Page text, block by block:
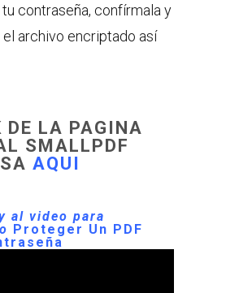
contraseña, confírmala y
archivo encriptado así
DE LA PAGINA
SMALLPDF
AQUI
al video para
Proteger Un PDF